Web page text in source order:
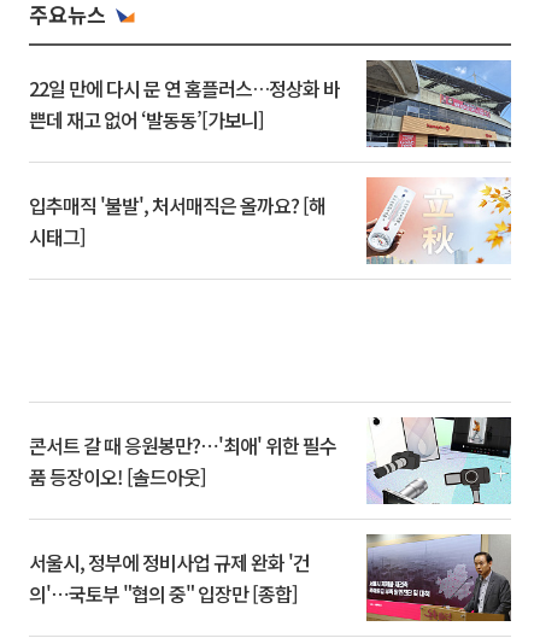
주요뉴스
22일 만에 다시 문 연 홈플러스…정상화 바
쁜데 재고 없어 ‘발동동’[가보니]
입추매직 '불발', 처서매직은 올까요? [해
시태그]
콘서트 갈 때 응원봉만?⋯'최애' 위한 필수
품 등장이오! [솔드아웃]
서울시, 정부에 정비사업 규제 완화 '건
의'⋯국토부 "협의 중" 입장만 [종합]